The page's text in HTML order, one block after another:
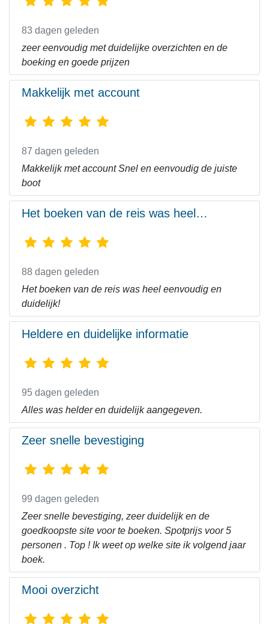
83 dagen geleden
zeer eenvoudig met duidelijke overzichten en de
boeking en goede prijzen
Makkelijk met account
87 dagen geleden
Makkelijk met account Snel en eenvoudig de juiste
boot
Het boeken van de reis was heel…
88 dagen geleden
Het boeken van de reis was heel eenvoudig en
duidelijk!
Heldere en duidelijke informatie
95 dagen geleden
Alles was helder en duidelijk aangegeven.
Zeer snelle bevestiging
99 dagen geleden
Zeer snelle bevestiging, zeer duidelijk en de
goedkoopste site voor te boeken. Spotprijs voor 5
personen . Top ! Ik weet op welke site ik volgend jaar
boek.
Mooi overzicht